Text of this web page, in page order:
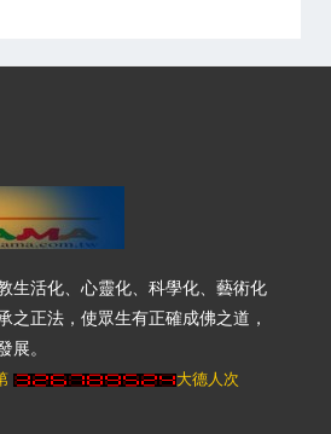
生活化、心靈化、科學化、藝術化
之正法，使眾生有正確成佛之道，
展。
大德人次